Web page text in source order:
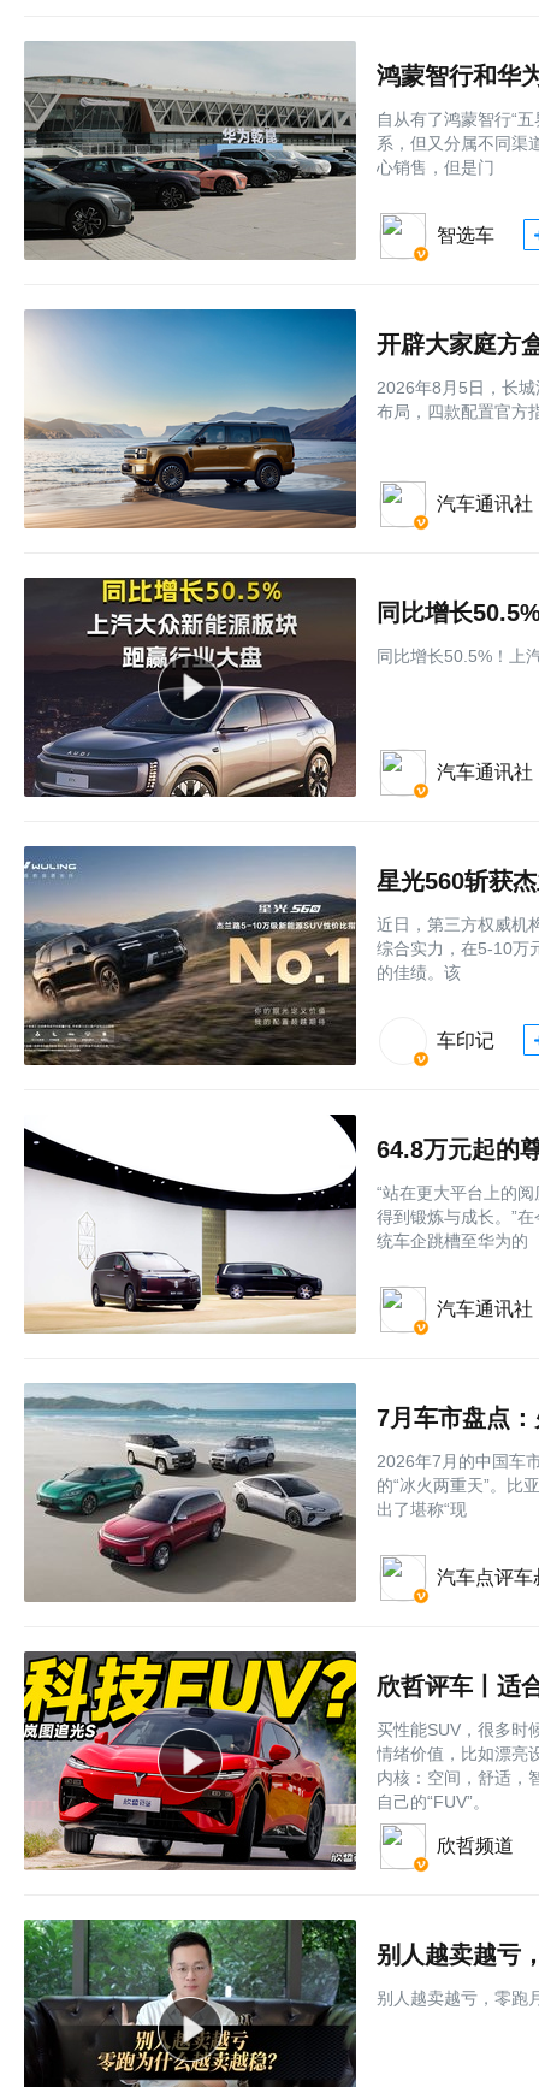
鸿蒙智行和华
自从有了鸿蒙智行“
系，但又分属不同渠
心销售，但是门
智选车
开辟大家庭方
2026年8月5日，长
布局，四款配置官方
汽车通讯社
同比增长
同比增长50.5%！上
汽车通讯社
星光560斩获
近日，第三方权威机
综合实力，在5-10万
的佳绩。该
车印记
64.8万元起的
“站在更大平台上的
得到锻炼与成长。”
统车企跳槽至华为的
汽车通讯社
7月车市盘点
2026年7月的中国车
的“冰火两重天”。比
出了堪称“现
汽车点评车
欣哲评车丨适
买性能SUV，很多时
情绪价值，比如漂亮
内核：空间，舒适，
自己的“FUV”。
欣哲频道
别人越卖越亏
别人越卖越亏，零跑